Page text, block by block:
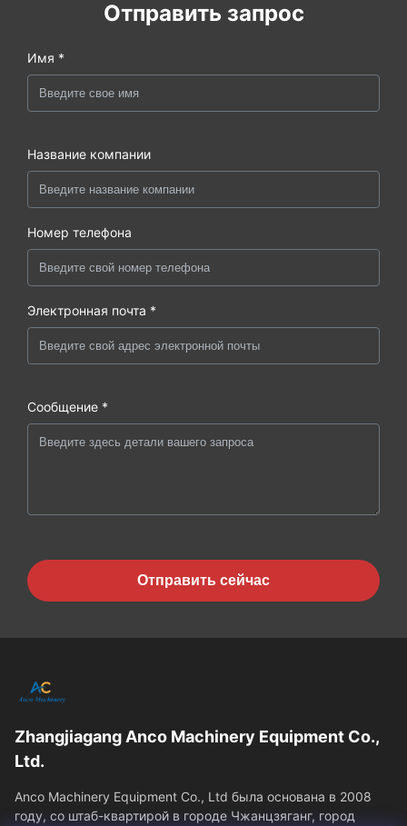
Отправить запрос
Имя *
Название компании
Номер телефона
Электронная почта *
Сообщение *
Отправить сейчас
Zhangjiagang Anco Machinery Equipment Co.,
Ltd.
Anco Machinery Equipment Co., Ltd была основана в 2008
году, со штаб-квартирой в городе Чжанцзяганг, город